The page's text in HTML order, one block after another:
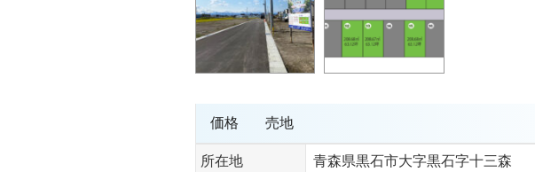
価格 売地
所在地 青森県黒石市大字黒石字十三森